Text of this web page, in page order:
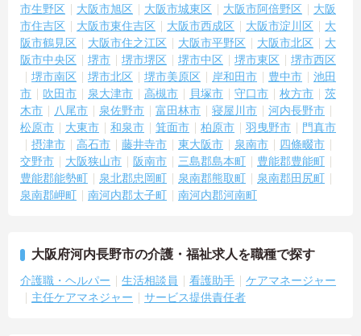
市生野区
大阪市旭区 大阪市城東区 大阪市阿倍野区
大阪
市住吉区
大阪市東住吉区 大阪市西成区 大阪市淀川区
大
阪市鶴見区
大阪市住之江区 大阪市平野区 大阪市北区
大
阪市中央区
堺市 堺市堺区 堺市中区 堺市東区
堺市西区
堺市南区
堺市北区 堺市美原区 岸和田市 豊中市
池田
市
吹田市 泉大津市 高槻市 貝塚市 守口市 枚方市
茨
木市
八尾市 泉佐野市 富田林市 寝屋川市
河内長野市
松原市
大東市 和泉市 箕面市 柏原市 羽曳野市
門真市
摂津市
高石市 藤井寺市 東大阪市 泉南市
四條畷市
交野市
大阪狭山市 阪南市 三島郡島本町
豊能郡豊能町
豊能郡能勢町
泉北郡忠岡町 泉南郡熊取町
泉南郡田尻町
泉南郡岬町
南河内郡太子町 南河内郡河南町
大阪府河内長野市の介護・福祉求人を職種で探す
介護職・ヘルパー 生活相談員 看護助手
ケアマネージャー
主任ケアマネジャー
サービス提供責任者